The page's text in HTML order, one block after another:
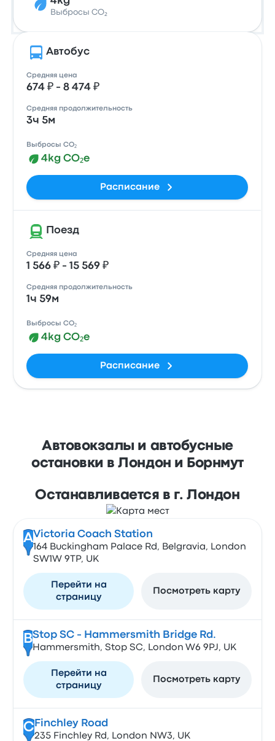
Выбросы CO₂
Автобус
Средняя цена
674 ₽ - 8 474 ₽
Средняя продолжительность
3ч 5м
Выбросы CO₂
4kg CO₂e
Расписание
Поезд
Средняя цена
1 566 ₽ - 15 569 ₽
Средняя продолжительность
1ч 59м
Выбросы CO₂
4kg CO₂e
Расписание
Автовокзалы и автобусные
остановки в Лондон и Борнмут
Останавливается в г. Лондон
AVictoria Coach Station
164 Buckingham Palace Rd, Belgravia, London
SW1W 9TP, UK
Перейти на
страницу
Посмотреть карту
BStop SC - Hammersmith Bridge Rd.
Hammersmith, Stop SC, London W6 9PJ, UK
Перейти на
страницу
Посмотреть карту
CFinchley Road
235 Finchley Rd, London NW3, UK